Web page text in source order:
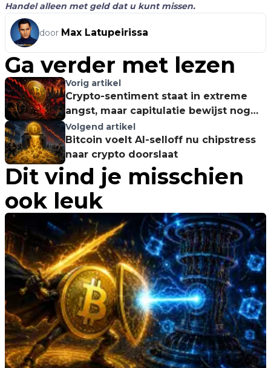
Handel alleen met geld dat u kunt missen.
door Max Latupeirissa
Ga verder met lezen
Vorig artikel
Crypto-sentiment staat in extreme
angst, maar capitulatie bewijst nog
geen bodem
Volgend artikel
Bitcoin voelt AI-selloff nu chipstress
naar crypto doorslaat
Dit vind je misschien
ook leuk